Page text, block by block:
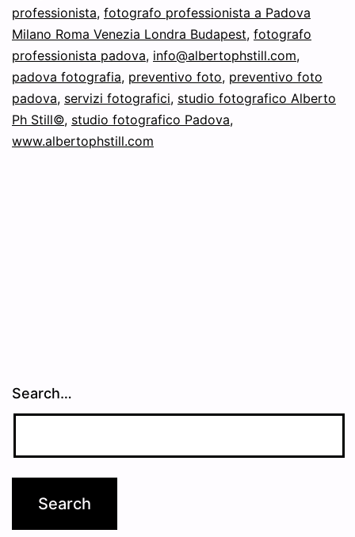
professionista, fotografo professionista a Padova
Milano Roma Venezia Londra Budapest, fotografo
professionista padova, info@albertophstill.com,
padova fotografia, preventivo foto, preventivo foto
padova, servizi fotografici, studio fotografico Alberto
Ph Still©, studio fotografico Padova,
www.albertophstill.com
Search…